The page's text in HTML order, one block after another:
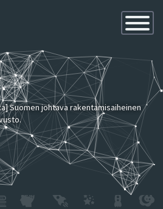
Toggle
Suomen johtava rakentamisaiheinen